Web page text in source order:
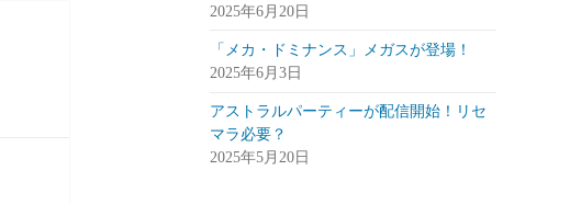
2025年6月20日
「メカ・ドミナンス」メガスが登場！
2025年6月3日
アストラルパーティーが配信開始！リセ
マラ必要？
2025年5月20日